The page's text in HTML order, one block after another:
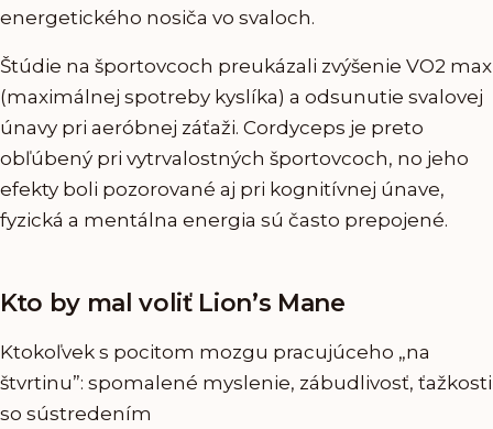
energetického nosiča vo svaloch.
Štúdie na športovcoch preukázali zvýšenie VO2 max
(maximálnej spotreby kyslíka) a odsunutie svalovej
únavy pri aeróbnej záťaži. Cordyceps je preto
obľúbený pri vytrvalostných športovcoch, no jeho
efekty boli pozorované aj pri kognitívnej únave,
fyzická a mentálna energia sú často prepojené.
Kto by mal voliť Lion’s Mane
Ktokoľvek s pocitom mozgu pracujúceho „na
štvrtinu”: spomalené myslenie, zábudlivosť, ťažkosti
so sústredením